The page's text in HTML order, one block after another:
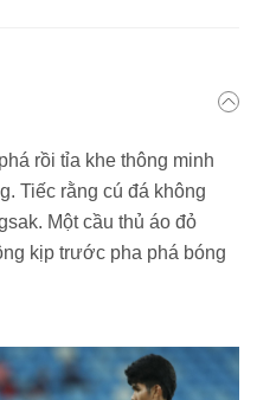
rồi tỉa khe thông minh
Tiếc rằng cú đá không
Một cầu thủ áo đỏ
kịp trước pha phá bóng